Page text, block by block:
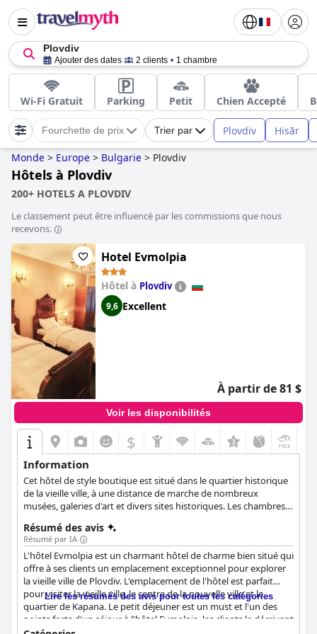
Plovdiv
Ajouter des dates 2 clients 1 chambre
Wi-Fi Gratuit Parking Petit Chien Accepté
Fourchette de prix Trier par Plovdiv Hisār
Monde > Europe > Bulgarie > Plovdiv
Hôtels à Plovdiv
200+ HOTELS A PLOVDIV
Le classement peut être influencé par les commissions que nous
recevons.
Hotel Evmolpia
Hôtel à Plovdiv
9,6 Excellent
À partir de 81 $
Voir les disponibilités
$
Information
Cet hôtel de style boutique est situé dans le quartier historique
de la vieille ville, à une distance de marche de nombreux
musées, galeries d'art et divers sites historiques. Les chambres
tout ce dont les visiteurs pourraient avoir besoin pendant leur
séjour. Les clients de l'hôtel âgés de 18 ans et plus se verront
offrir une petite bouteille de vin de leur choix et une sélection
des meilleurs fromages bulgares tous les jours entre 18 et 20
heures. L'hôtel Evmolpia peut également vous aider à organiser
des services de location de voitures et de transfert à l'aéroport
sur demande.
Résumé des avis
Résumé par IA
L'hôtel Evmolpia est un charmant hôtel de charme bien situé qui
offre à ses clients un emplacement exceptionnel pour explorer
la vieille ville de Plovdiv. L'emplacement de l'hôtel est parfait
pour visiter la vieille ville, le centre de la nouvelle ville et le
quartier de Kapana. Le petit déjeuner est un must et l'un des
points forts d'un séjour à l'hôtel Evmolpia, les clients le décrivant
Lire les résumés des avis pour toutes les catégories